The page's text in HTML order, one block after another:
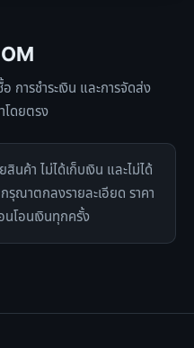
การชำระเงิน และการจัดส่ง
โดยตรง
นค้า ไม่ได้เก็บเงิน และไม่ได้
รุณาตกลงรายละเอียด ราคา
นโอนเงินทุกครั้ง